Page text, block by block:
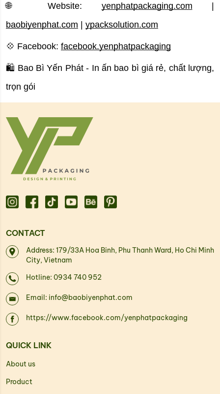
🌐 Website: yenphatpackaging.com
baobiyenphat.com | ypacksolution.com
💠 Facebook: facebook.yenphatpackaging
🛍 Bao Bì Yến Phát - In ấn bao bì giá rẻ, chất lượng,
trọn gói
CONTACT
Address: 179/33A Hoa Binh, Phu Thanh Ward, Ho Chi Minh
City, Vietnam
Hotline: 0934 740 952
Email: info@baobiyenphat.com
https://www.facebook.com/yenphatpackaging
QUICK LINK
About us
Product